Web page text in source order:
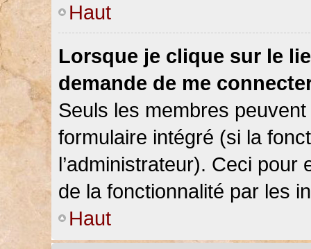
Haut
Lorsque je clique sur le
demande de me
Seuls les membres
formulaire intégré (si la
l’administrateur). Ceci pour
de la fonctionnalité par les
Haut